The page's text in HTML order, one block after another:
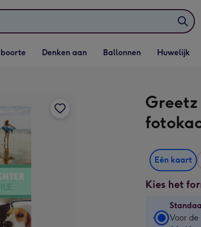
openen
Vervolgkeuzelijst
Denken aan openen
Denken aan
Vervolgkeuzelijst
Ballonnen openen
Ballonnen
Vervolgkeuzelijst
Huwelijk openen
Huwelijk
Eén kaart
Kies het
Voor de